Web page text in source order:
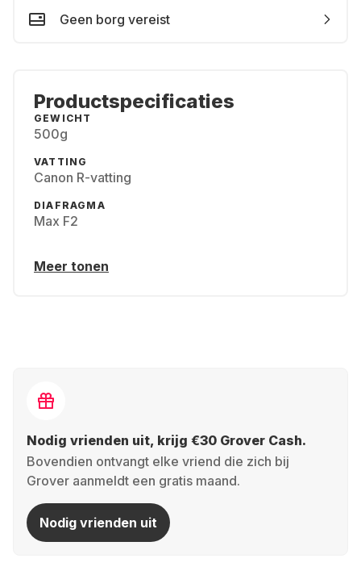
Geen borg vereist
Productspecificaties
GEWICHT
500g
VATTING
Canon R-vatting
DIAFRAGMA
Max F2
Meer tonen
Nodig vrienden uit, krijg €30 Grover Cash.
Bovendien ontvangt elke vriend die zich bij
Grover aanmeldt een gratis maand.
Nodig vrienden uit